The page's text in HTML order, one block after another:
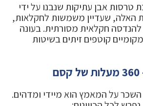
טרסות אבן עתיקות שנבנו על ידי
האלה, שעדיין משמשות לחקלאות,
חקלאית מסורתית. בעונה
קוטפים זיתים בשיטות
על המאמץ הוא מיידי ומדהים.